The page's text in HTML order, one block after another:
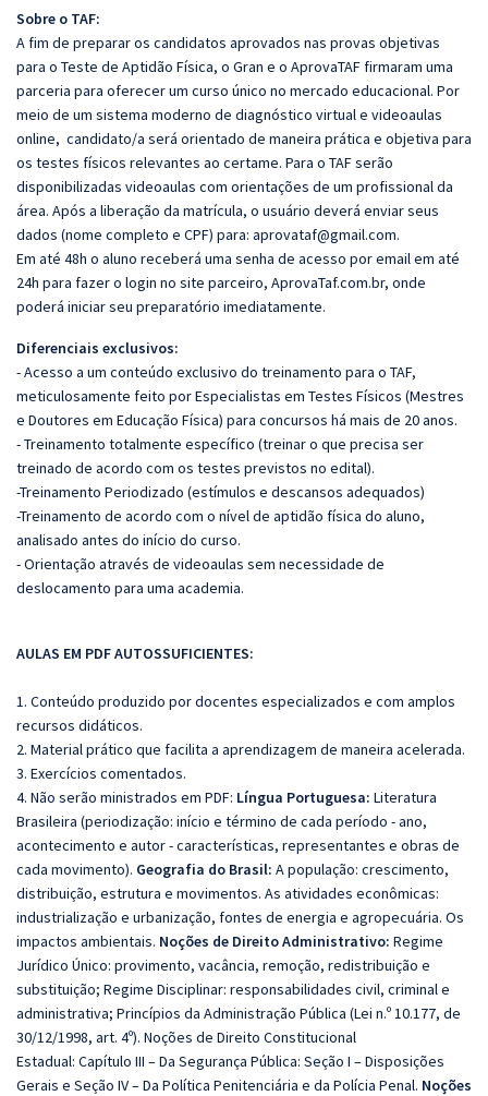
Sobre o TAF:
A fim de preparar os candidatos aprovados nas provas objetivas
para o Teste de Aptidão Física, o Gran e o AprovaTAF firmaram uma
parceria para oferecer um curso único no mercado educacional. Por
meio de um sistema moderno de diagnóstico virtual e videoaulas
online, candidato/a será orientado de maneira prática e objetiva para
os testes físicos relevantes ao certame. Para o TAF serão
disponibilizadas videoaulas com orientações de um profissional da
área. Após a liberação da matrícula, o usuário deverá enviar seus
dados (nome completo e CPF) para: aprovataf@gmail.com.
Em até 48h o aluno receberá uma senha de acesso por email em até
24h para fazer o login no site parceiro, AprovaTaf.com.br, onde
poderá iniciar seu preparatório imediatamente.
Diferenciais exclusivos:
- Acesso a um conteúdo exclusivo do treinamento para o TAF,
meticulosamente feito por Especialistas em Testes Físicos (Mestres
e Doutores em Educação Física) para concursos há mais de 20 anos.
- Treinamento totalmente específico (treinar o que precisa ser
treinado de acordo com os testes previstos no edital).
-Treinamento Periodizado (estímulos e descansos adequados)
-Treinamento de acordo com o nível de aptidão física do aluno,
analisado antes do início do curso.
- Orientação através de videoaulas sem necessidade de
deslocamento para uma academia.
AULAS EM PDF AUTOSSUFICIENTES:
1. Conteúdo produzido por docentes especializados e com amplos
recursos didáticos.
2. Material prático que facilita a aprendizagem de maneira acelerada.
3. Exercícios comentados.
4. Não serão ministrados em PDF: Língua Portuguesa: Literatura
Brasileira (periodização: início e término de cada período - ano,
acontecimento e autor - características, representantes e obras de
cada movimento). Geografia do Brasil: A população: crescimento,
distribuição, estrutura e movimentos. As atividades econômicas:
industrialização e urbanização, fontes de energia e agropecuária. Os
impactos ambientais. Noções de Direito Administrativo: Regime
Jurídico Único: provimento, vacância, remoção, redistribuição e
substituição; Regime Disciplinar: responsabilidades civil, criminal e
administrativa; Princípios da Administração Pública (Lei n.º 10.177, de
30/12/1998, art. 4º). Noções de Direito Constitucional
Estadual: Capítulo III – Da Segurança Pública: Seção I – Disposições
Gerais e Seção IV – Da Política Penitenciária e da Polícia Penal. Noções